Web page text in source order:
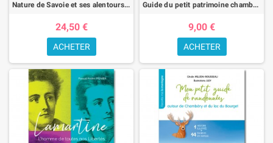
Nature de Savoie et ses alentours : les plus beaux sites naturels
24,50 €
ACHETER
Guide du petit patrimoine chambérien
9,00 €
ACHETER